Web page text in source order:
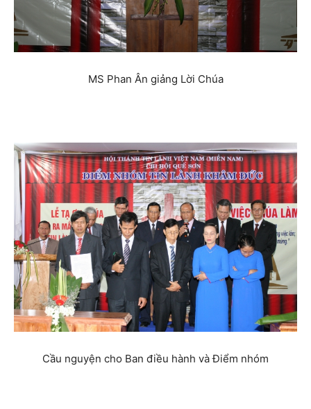
MS Phan Ân giảng Lời Chúa
Cầu nguyện cho Ban điều hành và Điểm nhóm